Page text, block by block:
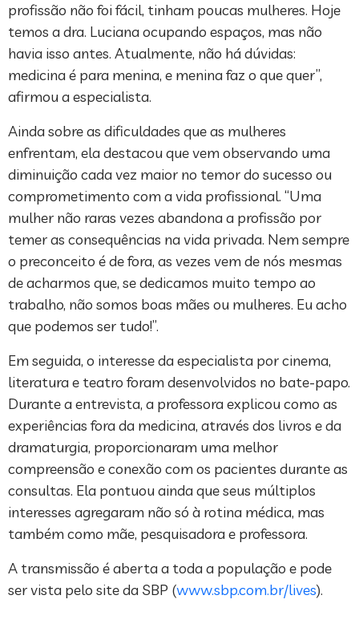
profissão não foi fácil, tinham poucas mulheres. Hoje
temos a dra. Luciana ocupando espaços, mas não
havia isso antes. Atualmente, não há dúvidas:
medicina é para menina, e menina faz o que quer”,
afirmou a especialista.
Ainda sobre as dificuldades que as mulheres
enfrentam, ela destacou que vem observando uma
diminuição cada vez maior no temor do sucesso ou
comprometimento com a vida profissional. “Uma
mulher não raras vezes abandona a profissão por
temer as consequências na vida privada. Nem sempre
o preconceito é de fora, as vezes vem de nós mesmas
de acharmos que, se dedicamos muito tempo ao
trabalho, não somos boas mães ou mulheres. Eu acho
que podemos ser tudo!”.
Em seguida, o interesse da especialista por cinema,
literatura e teatro foram desenvolvidos no bate-papo.
Durante a entrevista, a professora explicou como as
experiências fora da medicina, através dos livros e da
dramaturgia, proporcionaram uma melhor
compreensão e conexão com os pacientes durante as
consultas. Ela pontuou ainda que seus múltiplos
interesses agregaram não só à rotina médica, mas
também como mãe, pesquisadora e professora.
A transmissão é aberta a toda a população e pode
ser vista pelo site da SBP (www.sbp.com.br/lives).